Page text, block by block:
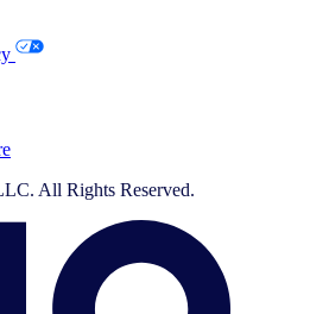
All Rights Reserved.